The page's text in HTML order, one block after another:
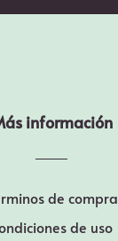
información
de compra
de uso